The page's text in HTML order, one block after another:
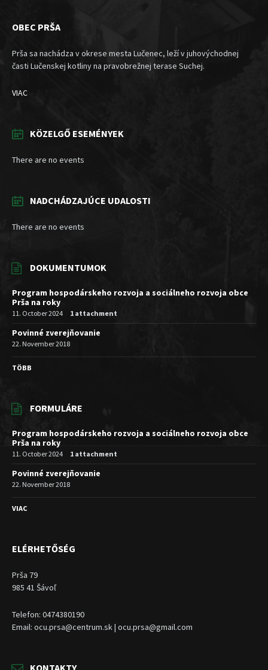
OBEC PRŠA
Prša sa nachádza v okrese mesta Lučenec, leží v juhovýchodnej
časti Lučenskej kotliny na pravobrežnej terase Suchej.
VIAC
KÖZELGŐ ESEMÉNYEK
There are no events
NADCHÁDZAJÚCE UDALOSTI
There are no events
DOKUMENTUMOK
Program hospodárskeho rozvoja a sociálneho rozvoja obce
Prša na roky
11. October 2024 1 attachment
Povinné zverejňovanie
22. November 2018
TÖBB
FORMULÁRE
Program hospodárskeho rozvoja a sociálneho rozvoja obce
Prša na roky
11. October 2024 1 attachment
Povinné zverejňovanie
22. November 2018
VIAC
ELÉRHETŐSÉG
Prša 79
985 41 Šávoľ
Telefon: 0474380190
Email: ocu.prsa@centrum.sk | ocu.prsa@gmail.com
KONTAKTY